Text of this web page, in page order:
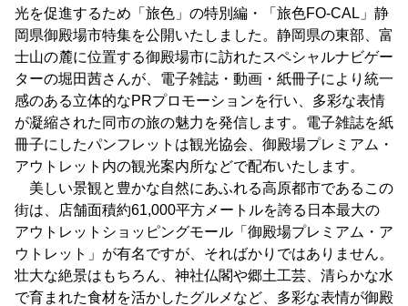
光を促進するため「旅色」の特別編・「旅色FO-CAL」静
岡県御殿場市特集を公開いたしました。静岡県の東部、富
士山の麓に位置する御殿場市に訪れたスペシャルナビゲー
ターの堀田茜さんが、電子雑誌・動画・紙冊子により統一
感のある立体的なPRプロモーションを行い、多彩な表情
が凝縮された同市の旅の魅力を発信します。電子雑誌を紙
冊子にしたパンフレットは観光協会、御殿場プレミアム・
アウトレット内の観光案内所などで配布いたします。
美しい景観と豊かな自然にあふれる高原都市であるこの
街は、店舗面積約61,000平方メートルを誇る日本最大の
アウトレットショッピングモール「御殿場プレミアム・ア
ウトレット」が有名ですが、そればかりではありません。
壮大な絶景はもちろん、神社仏閣や郷土工芸、清らかな水
で育まれた食材を活かしたグルメなど、多彩な表情が御殿